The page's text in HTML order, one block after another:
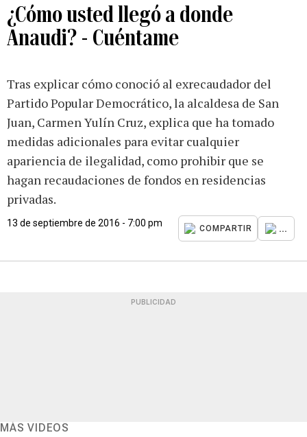
¿Cómo usted llegó a donde
Anaudi? - Cuéntame
Tras explicar cómo conoció al exrecaudador del
Partido Popular Democrático, la alcaldesa de San
Juan, Carmen Yulín Cruz, explica que ha tomado
medidas adicionales para evitar cualquier
apariencia de ilegalidad, como prohibir que se
hagan recaudaciones de fondos en residencias
privadas.
13 de septiembre de 2016 - 7:00 pm
COMPARTIR ...
PUBLICIDAD
MÁS VIDEOS